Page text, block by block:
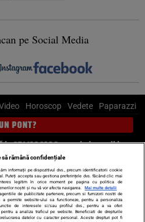
pe Social Media
Horoscop Vedete Paparazzi
PONT?
la 0741226226 sau trimite mail la
externe
Politică
Dictionar de vise
LIFE STYLE
să rămână confidențiale
informații pe dispozitivul dvs., precum identificatorii cookie
Puteți accepta sau gestiona preferințele dvs. făcând clic mai
legitim în orice moment pe pagina cu politica de
noștri și nu vă vor afecta navigarea.
Mai multe detalii
de publicitate partenere, precum si furnizorii nostri de
permite website-ului sa functioneze, pentru a personaliza
de interesele si/sau profilul dvs., pentru a va oferi
a analiza traficul pe website. Beneficiati de drepturile
datelor cu caracter personal. Aceste drepturi pot fi